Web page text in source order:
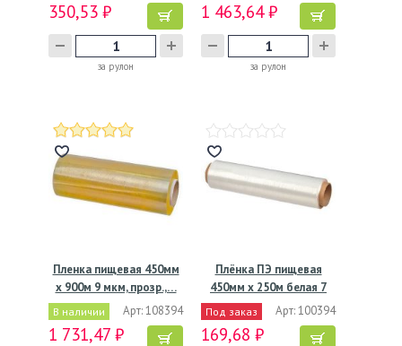
350,53 ₽
за рулон
1 463,64 ₽
за рулон
Пленка пищевая 450мм
х 900м 9 мкм, прозр.,…
В наличии Арт: 108394
1 731,47 ₽
Плёнка ПЭ пищевая
450мм х 250м белая 7
мкм…
Под заказ Арт: 100394
169,68 ₽